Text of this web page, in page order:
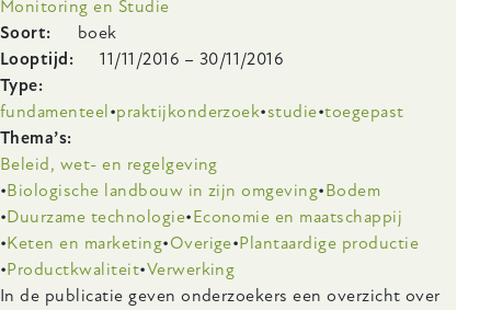
Monitoring en Studie
Soort
boek
Looptijd
11/11/2016 – 30/11/2016
Type
fundamenteel praktijkonderzoek studie toegepast
Thema’s
Beleid, wet- en regelgeving
Biologische landbouw in zijn omgeving Bodem
Duurzame technologie Economie en maatschappij
Keten en marketing Overige Plantaardige productie
Productkwaliteit Verwerking
Body
In de publicatie geven onderzoekers een overzicht over